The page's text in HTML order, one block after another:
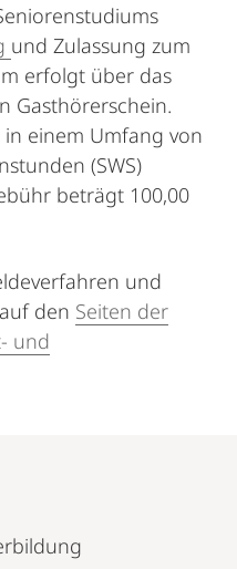
und Zulassung zum
erfolgt über das
Gasthörerschein.
einem Umfang von
(SWS)
beträgt 100,00
und
den Seiten der
und